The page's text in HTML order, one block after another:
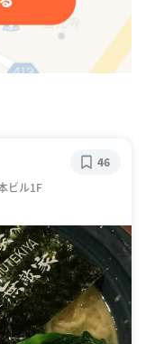
ビル1F
46